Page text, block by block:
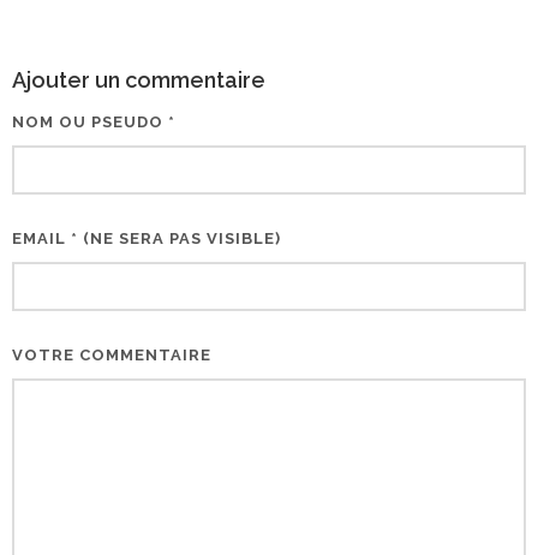
Ajouter un commentaire
NOM OU PSEUDO *
EMAIL * (NE SERA PAS VISIBLE)
VOTRE COMMENTAIRE